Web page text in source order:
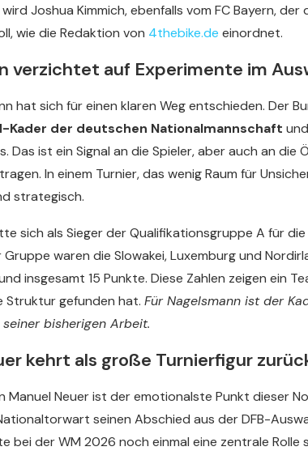
Joshua Kimmich, ebenfalls vom FC Bayern,
wie die Redaktion von 4thebike.de einordnet.
verzichtet auf Experimente im
hat sich für einen klaren Weg entschieden. Der
Kader der deutschen Nationalmannschaft
Das ist ein Signal an die Spieler, aber auch an die
In einem Turnier, das wenig Raum für
strategisch.
sich als Sieger der Qualifikationsgruppe A für
waren die Slowakei, Luxemburg und
insgesamt 15 Punkte. Diese Zahlen zeigen ein
Struktur gefunden hat. Für Nagelsmann ist der
bisherigen Arbeit.
kehrt als große Turnierfigur
Manuel Neuer ist der emotionalste Punkt dieser
seinen Abschied aus der DFB-
bei der WM 2026 noch einmal eine zentrale